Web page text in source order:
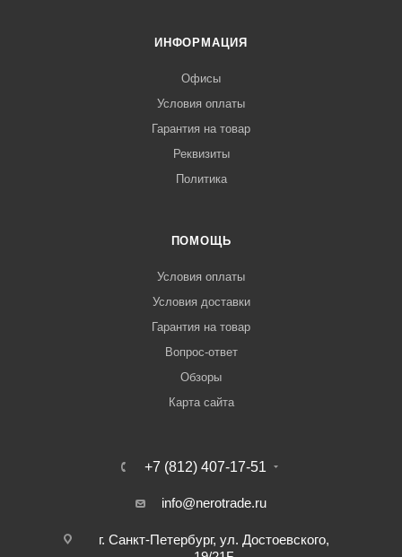
ИНФОРМАЦИЯ
Офисы
Условия оплаты
Гарантия на товар
Реквизиты
Политика
ПОМОЩЬ
Условия оплаты
Условия доставки
Гарантия на товар
Вопрос-ответ
Обзоры
Карта сайта
+7 (812) 407-17-51
info@nerotrade.ru
г. Санкт-Петербург, ул. Достоевского,